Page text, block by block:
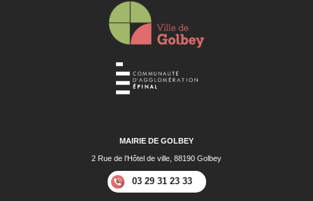
MAIRIE DE GOLBEY
2 Rue de l’Hôtel de ville, 88190 Golbey
03 29 31 23 33